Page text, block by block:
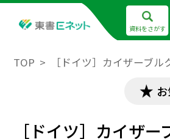
資料をさがす
TOP ［ドイツ］カイザーブル
［ドイツ］カイザー